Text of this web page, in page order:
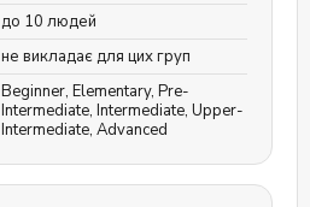
до 10 людей
не викладає для цих груп
Beginner, Elementary, Pre-
Intermediate, Intermediate, Upper-
Intermediate, Advanced